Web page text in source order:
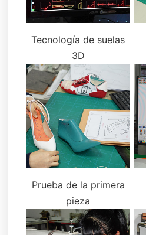
Tecnología de suelas
3D
Prueba de la primera
pieza